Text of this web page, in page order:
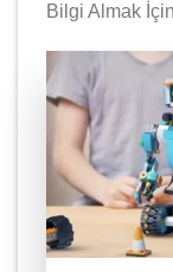
Bilgi Almak